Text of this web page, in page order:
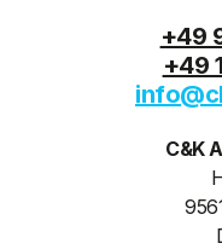
+49
+49
C&K